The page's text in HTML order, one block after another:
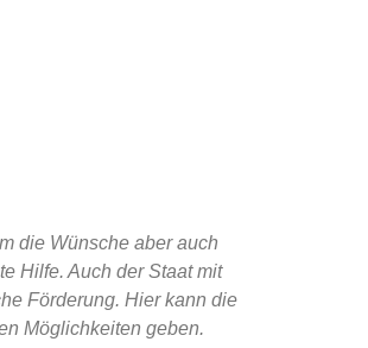
die Wünsche aber auch
Hilfe. Auch der Staat mit
Förderung. Hier kann die
Möglichkeiten geben.